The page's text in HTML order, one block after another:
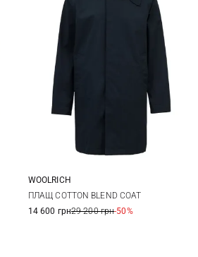
L
WOOLRICH
ПЛАЩ COTTON BLEND COAT
14 600 грн29 200 грн-50%